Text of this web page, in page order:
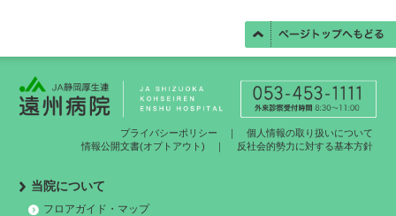
プライバシーポリシー ｜個人情報の取り扱いについて
情報公開文書(オプトアウト)
反社会的勢力に対する基本方針
当院について
フロアガイド・マップ